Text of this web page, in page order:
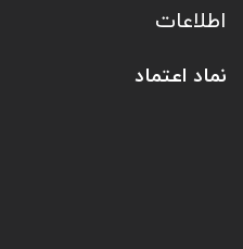
اطلاعات
نماد اعتماد